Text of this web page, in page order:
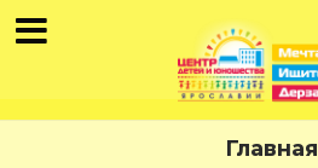
Главная